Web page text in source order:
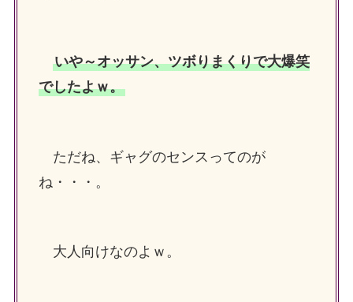
いや～オッサン、ツボりまくりで大爆笑
でしたよｗ。
ただね、ギャグのセンスってのが
ね・・・。
大人向けなのよｗ。